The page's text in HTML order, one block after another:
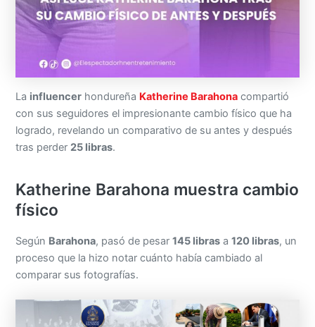
La influencer hondureña Katherine Barahona compartió
con sus seguidores el impresionante cambio físico que ha
logrado, revelando un comparativo de su antes y después
tras perder 25 libras.
Katherine Barahona muestra cambio
físico
Según Barahona, pasó de pesar145 libras a120 libras, un
proceso que la hizo notar cuánto había cambiado al
comparar sus fotografías.